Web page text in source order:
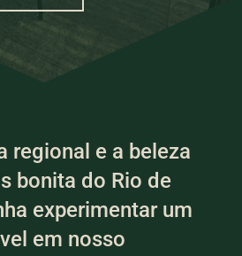
regional e a beleza
bonita do Rio de
experimentar um
em nosso